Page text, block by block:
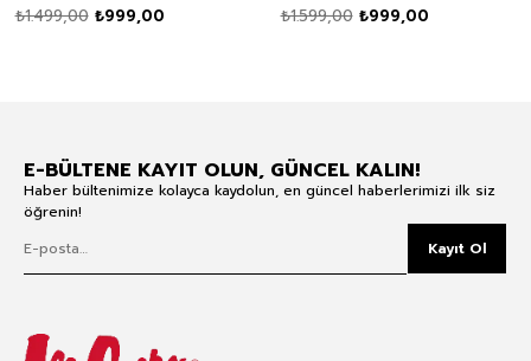
₺999,00
₺1.499,00
Jean Pantolon₺999,00
₺1.599,00
E-BÜLTENE KAYIT OLUN, GÜNCEL KALIN!
Haber bültenimize kolayca kaydolun, en güncel haberlerimizi ilk siz
öğrenin!
Kayıt Ol